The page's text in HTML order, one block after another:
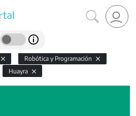
Robótica y Programación
Huayra